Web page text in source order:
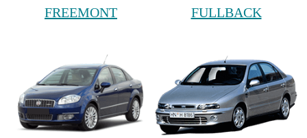
FREEMONT FULLBACK